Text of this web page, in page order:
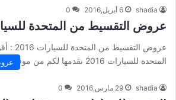
shadia 6 أبريل,2016 0
عروض التقسيط من المتحدة للسيارات
عروض
المتحدة للسيارات 2016 نقدمها لكم من موقع عروض و التي…
shadia 29 مارس,2016 0